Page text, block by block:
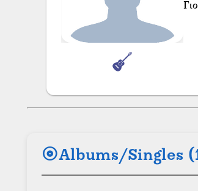
albumAlbums/Singles